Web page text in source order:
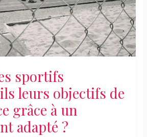
sportifs
leurs objectifs de
grâce à un
adapté ?